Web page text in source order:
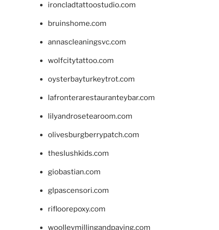
ironcladtattoostudio.com
bruinshome.com
annascleaningsvc.com
wolfcitytattoo.com
oysterbayturkeytrot.com
lafronterarestauranteybar.com
lilyandrosetearoom.com
olivesburgberrypatch.com
theslushkids.com
giobastian.com
glpascensori.com
rifloorepoxy.com
woolleymillingandpaving.com